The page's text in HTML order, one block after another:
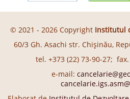
© 2021 - 2026 Copyright Institutul
60/3 Gh. Asachi str. Chişinău,
tel. +373 (22) 73-90-27;
e-mail: